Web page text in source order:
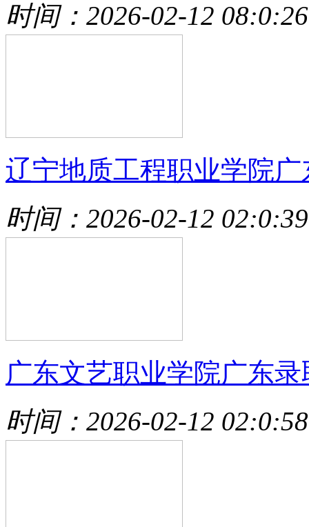
时间：2026-02-12 08:0:26
辽宁地质工程职业学院广
时间：2026-02-12 02:0:39
广东文艺职业学院广东录
时间：2026-02-12 02:0:58